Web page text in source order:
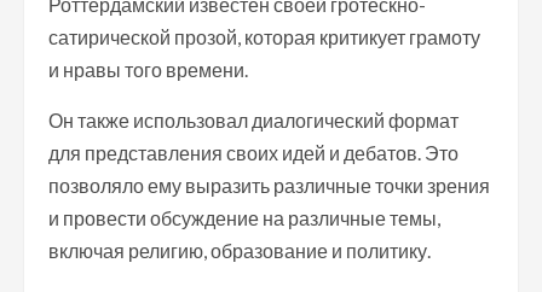
сатирической прозой, которая критикует грамоту
и нравы того времени.
Он также использовал диалогический формат
для представления своих идей и дебатов. Это
позволяло ему выразить различные точки зрения
и провести обсуждение на различные темы,
включая религию, образование и политику.